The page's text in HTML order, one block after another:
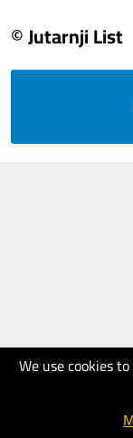
We use cookies
© Jutarnji List